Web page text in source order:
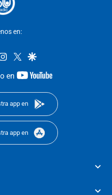
en:
instagram
twittergoogle
en
youtube-
app en
app en